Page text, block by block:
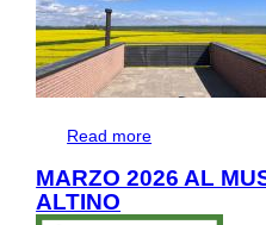
Read more
MARZO 2026 AL
ALTINO